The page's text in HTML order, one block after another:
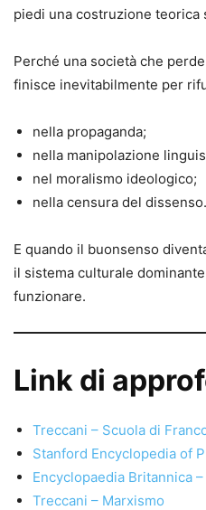
piedi una costruzione teorica
Perché una società che
finisce inevitabilmente per
nella propaganda;
nella manipolazione
nel moralismo ideologico;
nella censura del dissenso.
E quando il buonsenso
il sistema culturale
funzionare.
Link di
Treccani – Scuola di
Stanford Encyclopedia of
Encyclopaedia Britannica
Treccani – Marxismo